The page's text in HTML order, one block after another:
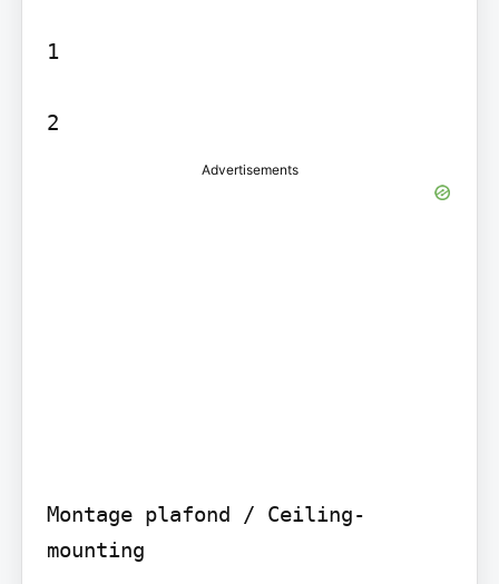
1
2
Advertisements
Montage plafond / Ceiling-
mounting